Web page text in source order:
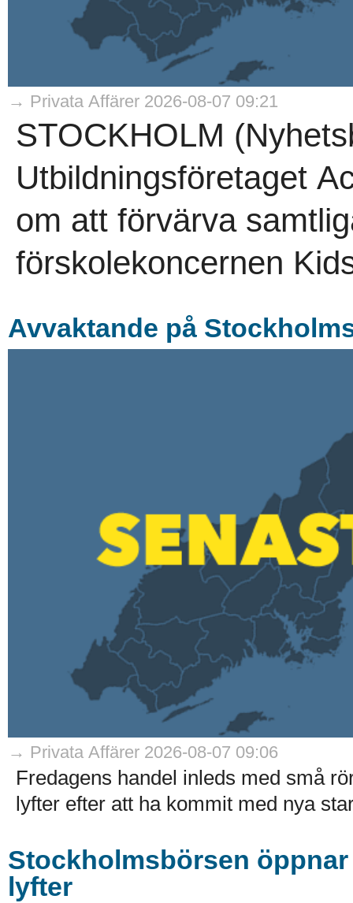
→ Privata Affärer 2026-08-07 09:21
STOCKHOLM
Utbildningsföretaget
om att förvärva
förskolekoncernen
Avvaktande på
→ Privata Affärer 2026-08-07 09:06
Fredagens handel inleds med små
lyfter efter att ha kommit med nya
Stockholmsbörsen
lyfter